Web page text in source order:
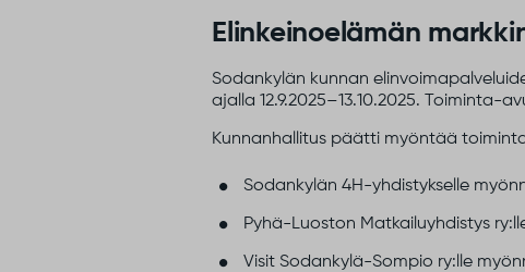
Elinkeinoelämän
Sodankylän kunnan
ajalla 12.9.2025–13.10.2025. Toiminta-
Kunnanhallitus päätti myöntää
Sodankylän 4H-yhdistykselle
Pyhä-Luoston Matkailuyhdistys
Visit Sodankylä-Sompio ry:lle